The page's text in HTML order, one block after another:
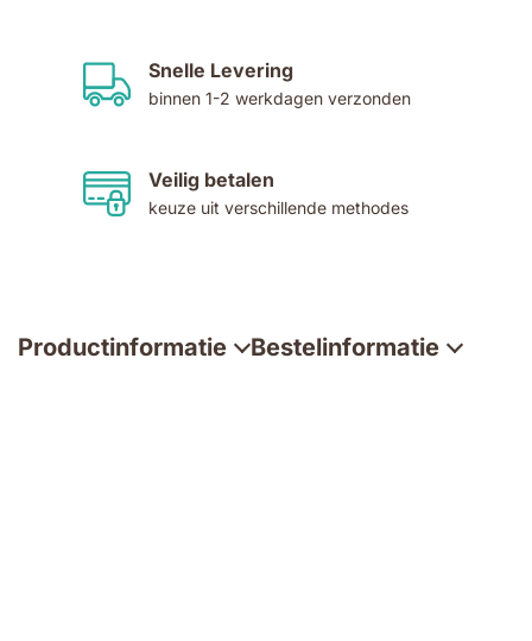
Snelle Levering
binnen 1-2 werkdagen verzonden
Veilig betalen
keuze uit verschillende methodes
Productinformatie Bestelinformatie